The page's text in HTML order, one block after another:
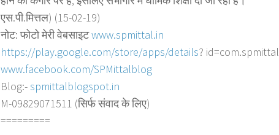
एस.पी.मित्तल) (15-02-19)
नोट: फोटो मेरी वेबसाइटwww.spmittal.in
https://play.google.com/store/apps/details? id=com.spmittal
www.facebook.com/SPMittalblog
Blog:-spmittalblogspot.in
M-09829071511 (सिर्फ संवाद के लिए)
=========